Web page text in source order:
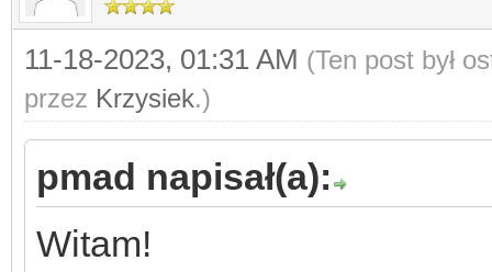
11-18-2023, 01:31 AM (Ten post był
przez Krzysiek.)
pmad napisał(a):
Witam!